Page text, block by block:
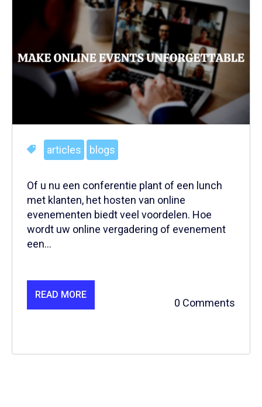
articles blogs
Of u nu een conferentie plant of een lunch
met klanten, het hosten van online
evenementen biedt veel voordelen. Hoe
wordt uw online vergadering of evenement
een...
READ MORE
0 Comments